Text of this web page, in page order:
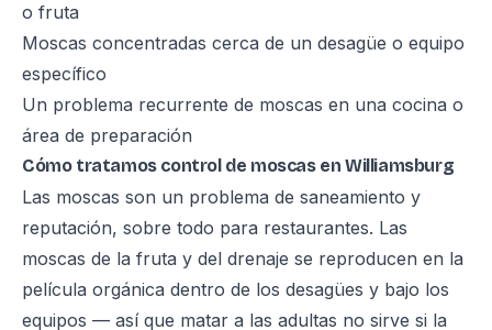
o fruta
Moscas concentradas cerca de un desagüe o equipo
específico
Un problema recurrente de moscas en una cocina o
área de preparación
Cómo tratamos control de moscas en Williamsburg
Las moscas son un problema de saneamiento y
reputación, sobre todo para restaurantes. Las
moscas de la fruta y del drenaje se reproducen en la
película orgánica dentro de los desagües y bajo los
equipos — así que matar a las adultas no sirve si la